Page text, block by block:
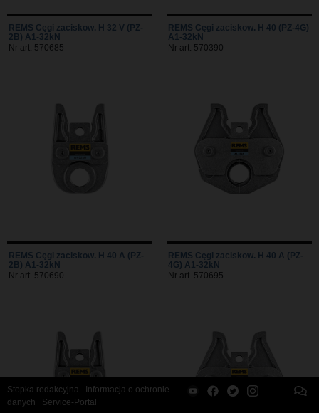
REMS Cęgi zaciskow. H 32 V (PZ-
2B) A1-32kN
Nr art. 570685
REMS Cęgi zaciskow. H 40 (PZ-4G)
A1-32kN
Nr art. 570390
REMS Cęgi zaciskow. H 40 A (PZ-
2B) A1-32kN
Nr art. 570690
REMS Cęgi zaciskow. H 40 A (PZ-
4G) A1-32kN
Nr art. 570695
Stopka redakcyjna
Informacja o ochronie
danych
Service-Portal